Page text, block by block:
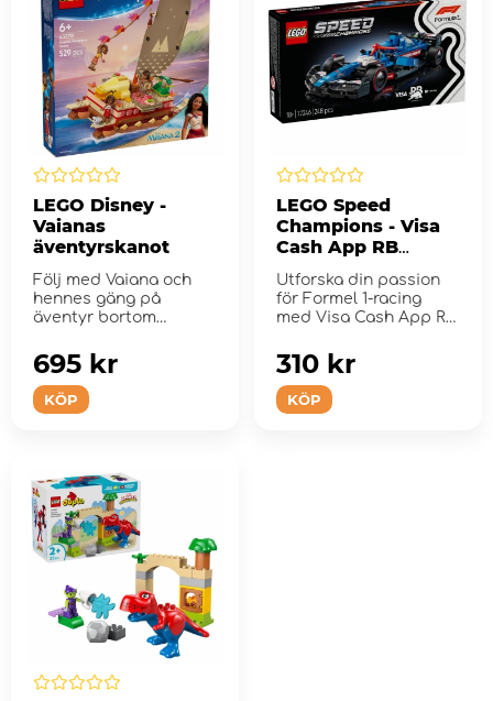
LEGO Disney -
Vaianas
äventyrskanot
Följ med Vaiana och
hennes gäng på
äventyr bortom
KÖP
695 kr
LEGO Speed
Champions - Visa
Cash App RB
VCARB 01 F1
racerbil
Utforska din passion
för Formel 1-racing
med Visa Cash App RB
KÖP
310 kr